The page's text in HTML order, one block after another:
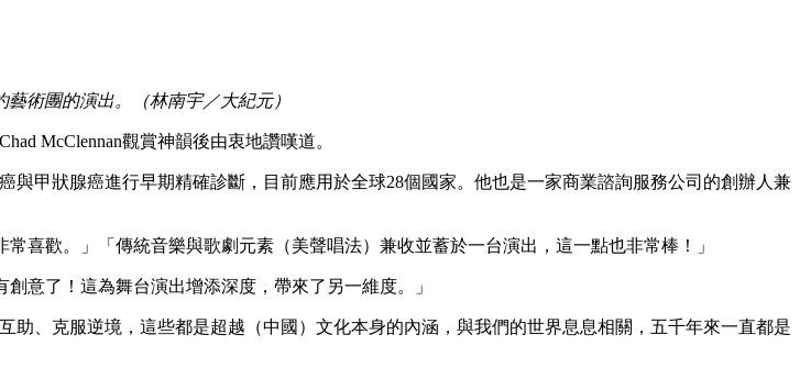
術團的演出。（林南宇／大紀元）
McClennan觀賞神韻後由衷地讚嘆道。
與甲狀腺癌進行早期精確診斷，目前應用於全球28個國家。他也是一家商業諮詢服務公司的創辦人兼
喜歡。」「傳統音樂與歌劇元素（美聲唱法）兼收並蓄於一台演出，這一點也非常棒！」
意了！這為舞台演出增添深度，帶來了另一維度。」
、克服逆境，這些都是超越（中國）文化本身的內涵，與我們的世界息息相關，五千年來一直都是